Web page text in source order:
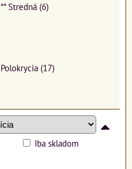
** Stredná (6)
Polokrycia (17)
Iba skladom